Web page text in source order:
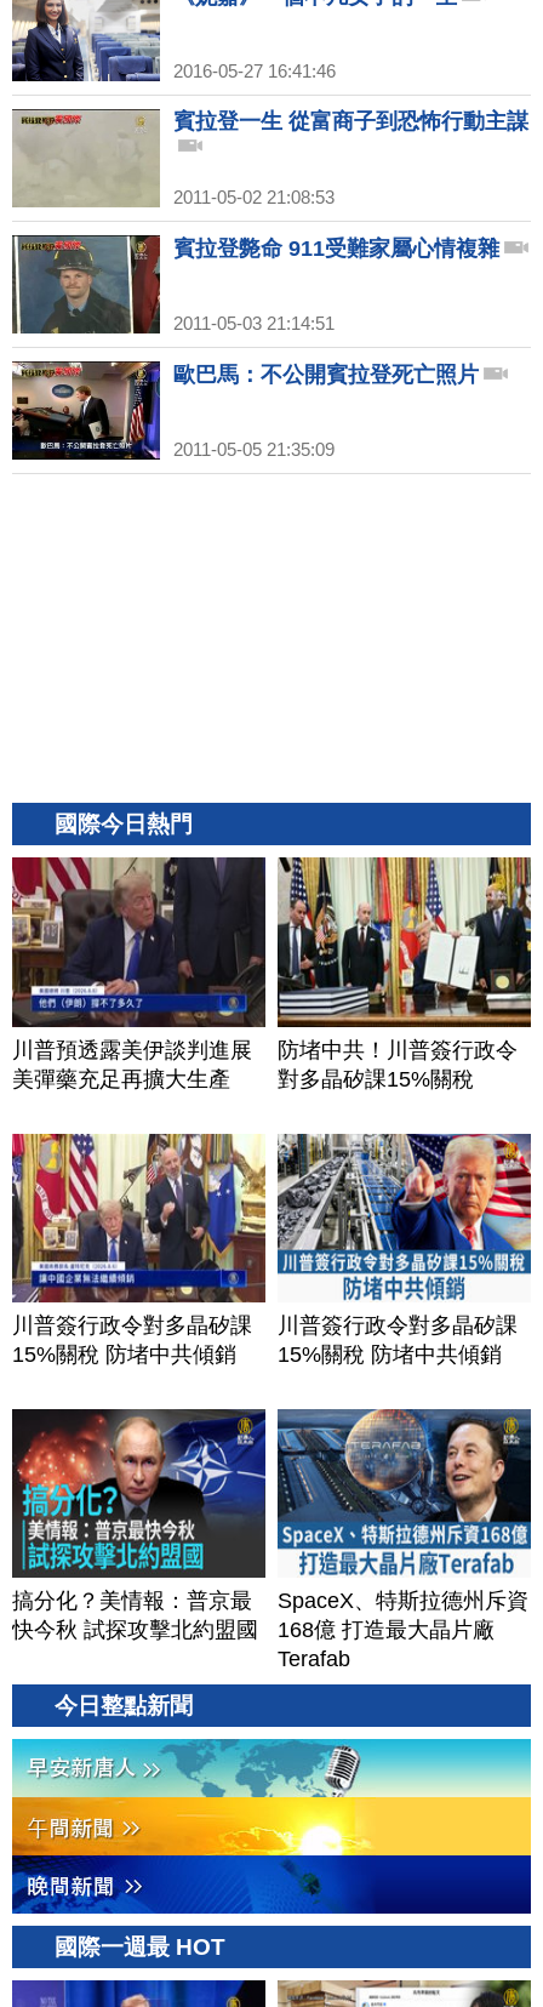
2016-05-27 16:41:46
賓拉登一生 從富商子到恐怖行動主謀
2011-05-02 21:08:53
賓拉登斃命 911受難家屬心情複雜
2011-05-03 21:14:51
歐巴馬：不公開賓拉登死亡照片
2011-05-05 21:35:09
國際今日熱門
川普預透露美伊談判進展
美彈藥充足再擴大生產
防堵中共！川普簽行政令
對多晶矽課15%關稅
川普簽行政令對多晶矽課
15%關稅 防堵中共傾銷
川普簽行政令對多晶矽課
15%關稅 防堵中共傾銷
搞分化？美情報：普京最
快今秋 試探攻擊北約盟國
SpaceX、特斯拉德州斥資
168億 打造最大晶片廠
Terafab
今日整點新聞
國際一週最 HOT